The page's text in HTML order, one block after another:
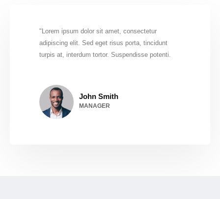
Lorem ipsum dolor sit amet, consectetur
adipiscing elit. Sed eget risus porta, tincidunt
turpis at, interdum tortor. Suspendisse potenti.
John Smith
MANAGER